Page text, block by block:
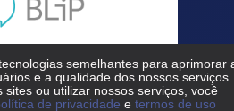
Blip (take)